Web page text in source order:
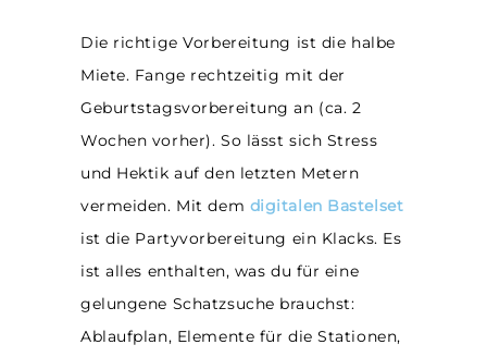
Die richtige Vorbereitung ist die halbe
Miete. Fange rechtzeitig mit der
Geburtstagsvorbereitung an (ca. 2
Wochen vorher). So lässt sich Stress
und Hektik auf den letzten Metern
vermeiden. Mit dem digitalen Bastelset
ist die Partyvorbereitung ein Klacks. Es
ist alles enthalten, was du für eine
gelungene Schatzsuche brauchst:
Ablaufplan, Elemente für die Stationen,